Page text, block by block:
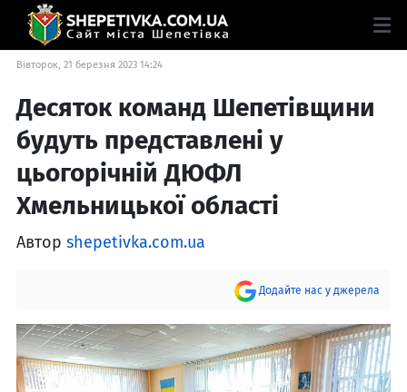
Вівторок, 21 березня 2023 14:24
Десяток команд Шепетівщини
будуть представлені у
цьогорічній ДЮФЛ
Хмельницької області
Автор shepetivka.com.ua
Додайте нас у джерела